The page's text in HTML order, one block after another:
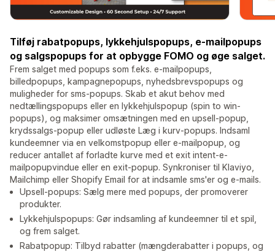
Tilføj rabatpopups, lykkehjulspopups, e-mailpopups
og salgspopups for at opbygge FOMO og øge salget.
Frem salget med popups som f.eks. e-mailpopups,
billedpopups, kampagnepopups, nyhedsbrevspopups og
muligheder for sms-popups. Skab et akut behov med
nedtællingspopups eller en lykkehjulspopup (spin to win-
popups), og maksimer omsætningen med en upsell-popup,
krydssalgs-popup eller udløste Læg i kurv-popups. Indsaml
kundeemner via en velkomstpopup eller e-mailpopup, og
reducer antallet af forladte kurve med et exit intent-e-
mailpopupvindue eller en exit-popup. Synkroniser til Klaviyo,
Mailchimp eller Shopify Email for at indsamle sms'er og e-mails.
Upsell-popups: Sælg mere med popups, der promoverer
produkter.
Lykkehjulspopups: Gør indsamling af kundeemner til et spil,
og frem salget.
Rabatpopup: Tilbyd rabatter (mængderabatter i popups, og